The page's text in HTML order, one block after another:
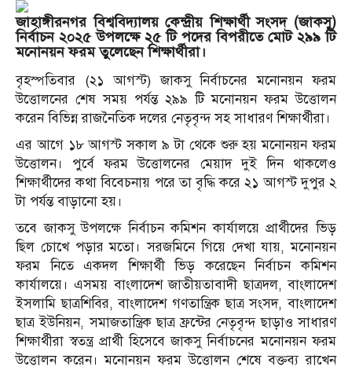
জাহাঙ্গীরনগর বিশ্ববিদ্যালয় কেন্দ্রীয় শিক্ষার্থী সংসদ (জাকসু)
নির্বাচন ২০২৫ উপলক্ষে ২৫ টি পদের বিপরীতে মোট ২৯৯ টি
মনোনয়ন ফরম তুলেছেন শিক্ষার্থীরা।
বৃহস্পতিবার (২১ আগস্ট) জাকসু নির্বাচনের মনোনয়ন ফরম
উত্তোলনের শেষ সময় পর্যন্ত ২৯৯ টি মনোনয়ন ফরম উত্তোলন
করেন বিভিন্ন রাজনৈতিক দলের নেতৃবৃন্দ সহ সাধারণ শিক্ষার্থীরা।
এর আগে ১৮ আগস্ট সকাল ৯ টা থেকে শুরু হয় মনোনয়ন ফরম
উত্তোলন। পুর্বে ফরম উত্তোলনের মেয়াদ দুই দিন থাকলেও
শিক্ষার্থীদের কথা বিবেচনায় পরে তা বৃদ্ধি করে ২১ আগস্ট দুপুর ২
টা পর্যন্ত বাড়ানো হয়।
তবে জাকসু উপলক্ষে নির্বাচন কমিশন কার্যালয়ে প্রার্থীদের ভিড়
ছিল চোখে পড়ার মতো। সরজমিনে গিয়ে দেখা যায়, মনোনয়ন
ফরম নিতে একদল শিক্ষার্থী ভিড় করেছেন নির্বাচন কমিশন
কার্যালয়ে। এসময় বাংলাদেশ জাতীয়তাবাদী ছাত্রদল, বাংলাদেশ
ইসলামি ছাত্রশিবির, বাংলাদেশ গণতান্ত্রিক ছাত্র সংসদ, বাংলাদেশ
ছাত্র ইউনিয়ন, সমাজতান্ত্রিক ছাত্র ফ্রন্টের নেতৃবৃন্দ ছাড়াও সাধারণ
শিক্ষার্থীরা স্বতন্ত্র প্রার্থী হিসেবে জাকসু নির্বাচনের মনোনয়ন ফরম
উত্তোলন করেন। মনোনয়ন ফরম উত্তোলন শেষে বক্তব্য রাখেন